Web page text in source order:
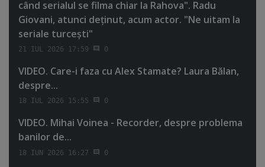
când serialul se filma chiar la Rahova". Radu
Giovani, atunci deţinut, acum actor. "Ne uitam la
seriale turceşti"
21 IUL 2026 17:59 0
VIDEO. Care-i faza cu Alex Stamate? Laura Bălan,
despre...
18 IUL 2026 15:55 0
VIDEO. Mihai Voinea - Recorder, despre problema
banilor de...
18 IUN 2026 16:27 0